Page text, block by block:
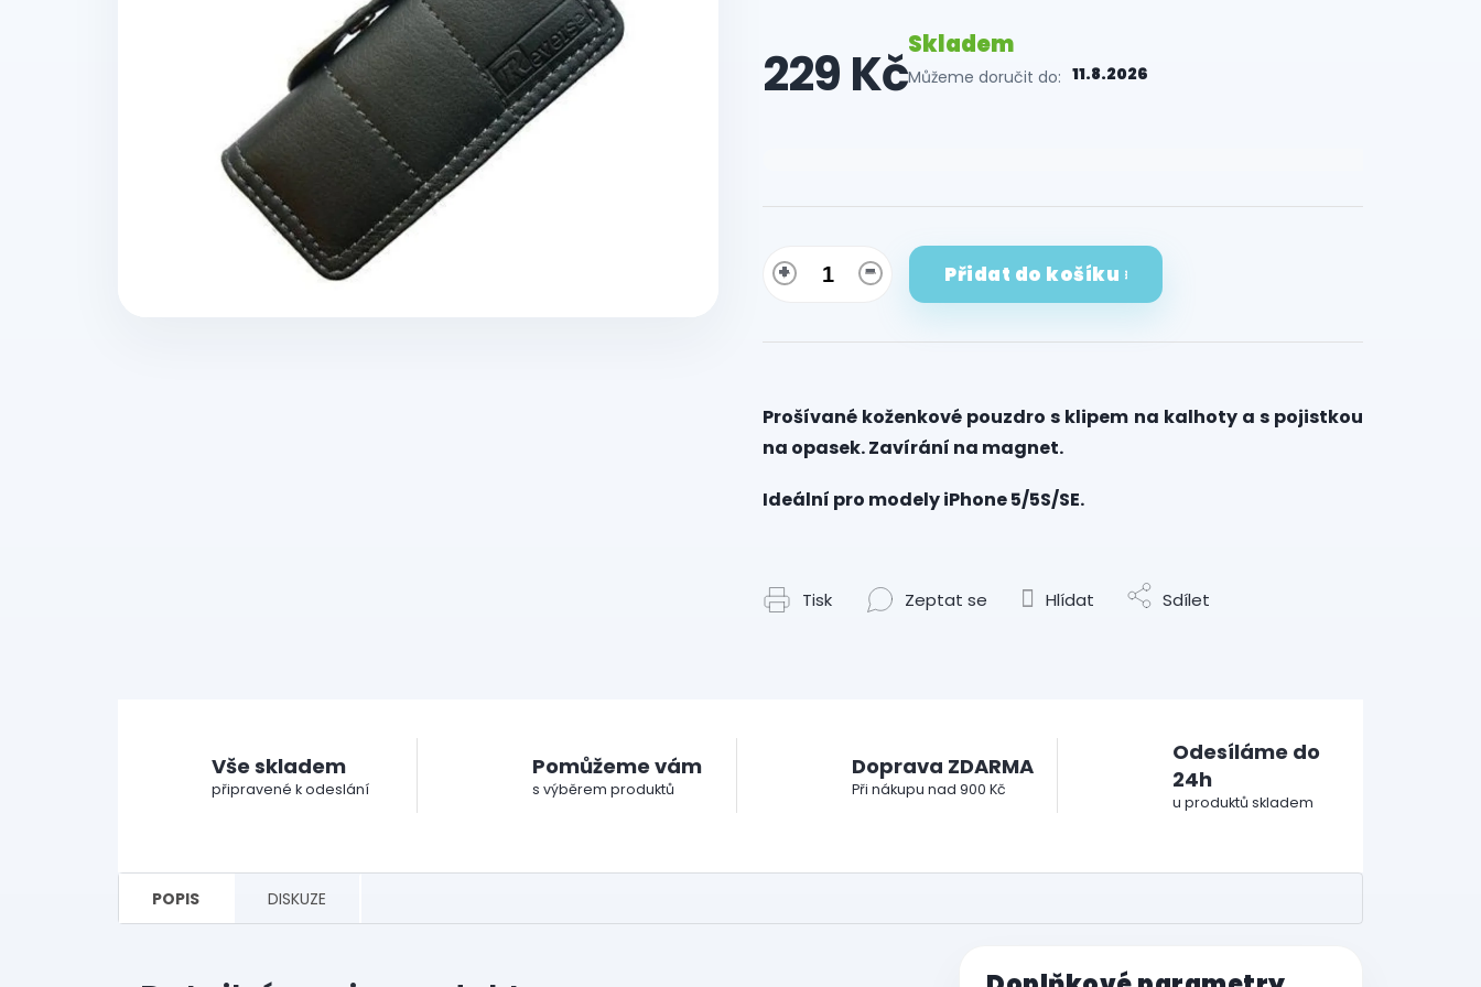
229 KčSkladem
Můžeme doručit do: 11.8.2026
Přidat do košíku
Prošívané koženkové pouzdro s klipem na kalhoty a s pojistkou
na opasek. Zavírání na magnet.
Ideální pro modely iPhone 5/5S/SE.
Tisk Zeptat se Hlídat Sdílet
Vše skladem
připravené k odeslání
Pomůžeme vám
s výběrem produktů
Doprava ZDARMA
Při nákupu nad 900 Kč
Odesíláme do
24h
u produktů skladem
POPIS DISKUZE